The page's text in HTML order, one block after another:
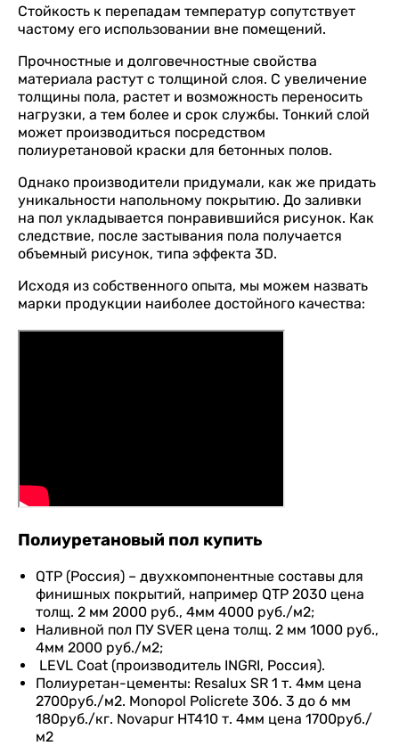
Стойкость к перепадам температур сопутствует
частому его использовании вне помещений.
Прочностные и долговечностные свойства
материала растут с толщиной слоя. С увеличение
толщины пола, растет и возможность переносить
нагрузки, а тем более и срок службы. Тонкий слой
может производиться посредством
полиуретановой краски для бетонных полов.
Однако производители придумали, как же придать
уникальности напольному покрытию. До заливки
на пол укладывается понравившийся рисунок. Как
следствие, после застывания пола получается
объемный рисунок, типа эффекта 3D.
Исходя из собственного опыта, мы можем назвать
марки продукции наиболее достойного качества:
Полиуретановый пол купить
QTP (Россия) – двухкомпонентные составы для
финишных покрытий, например QTP 2030 цена
толщ. 2 мм 2000 руб., 4мм 4000 руб./м2;
Наливной пол ПУ SVER цена толщ. 2 мм 1000 руб.,
4мм 2000 руб./м2;
LEVL Coat (производитель INGRI, Россия).
Полиуретан-цементы: Resalux SR 1 т. 4мм цена
2700руб./м2. Monopol Policrete 306. 3 до 6 мм
180руб./кг. Novapur HT410 т. 4мм цена 1700руб./
м2